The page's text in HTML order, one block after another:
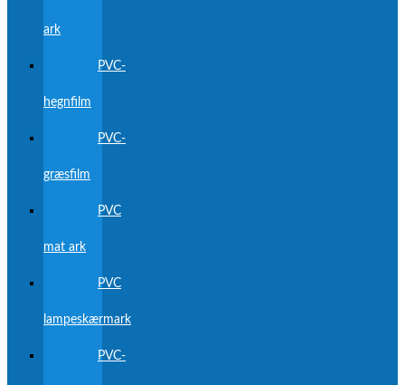
ark
PVC-
hegnfilm
PVC-
græsfilm
PVC
mat ark
PVC
lampeskærmark
PVC-